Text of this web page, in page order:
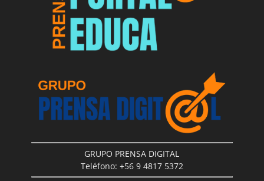
GRUPO PRENSA DIGITAL
Teléfono: +56 9 4817 5372